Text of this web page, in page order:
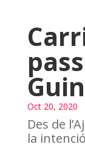
Oct 20, 2020
Des de
la